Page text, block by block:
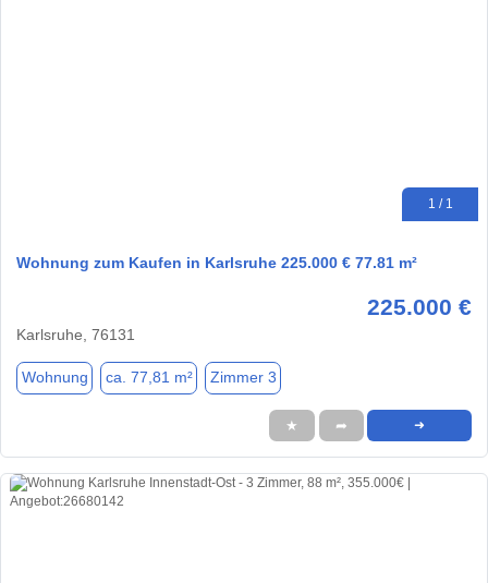
1 / 1
Wohnung zum Kaufen in Karlsruhe 225.000 € 77.81 m²
225.000 €
Karlsruhe, 76131
Wohnung ca. 77,81 m² Zimmer 3
★ ➦ ➜